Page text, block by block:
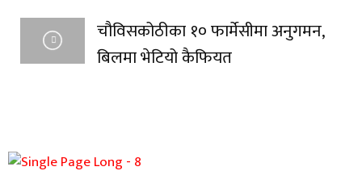
चौविसकोठीका १० फार्मेसीमा अनुगमन,
बिलमा भेटियो कैफियत